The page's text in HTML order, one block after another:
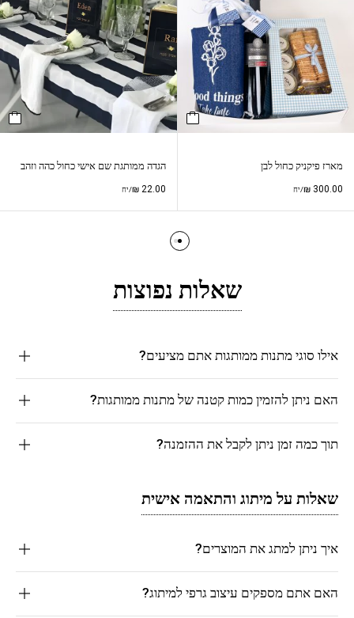
מארז פיקניק כחול לבן
₪ 300.00 /יח
הגדה ממותגת שם אישי כחול כהה וזהב
₪22.00 /יח
שאלות נפוצות
אילו סוגי מתנות ממותגות אתם מציעים?
האם ניתן להזמין כמות קטנה של מתנות ממותגות?
תוך כמה זמן ניתן לקבל את ההזמנה?
שאלות על מיתוג והתאמה אישית
איך ניתן למתג את המוצרים?
האם אתם מספקים עיצוב גרפי למיתוג?